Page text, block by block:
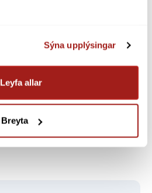
Sýna upplýsingar
Leyfa allar
Breyta